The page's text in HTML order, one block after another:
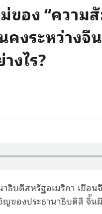
ของ “ควา
คงระหว่างจี
งไร?
ธิบดีสหรัฐอเมริกา เยือน
ของประธานาธิบดีสี จิ้น